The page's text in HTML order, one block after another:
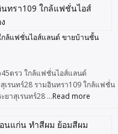
กล้แฟชั่นไอส์แลนด์ ขายบ้านชั้น
45ตรว ใกล้แฟชั่นไอส์แลนด์
เรนทร์28 รามอินทรา109 ใกล้แฟชั่น
ยาสุเรนทร์28 …Read more